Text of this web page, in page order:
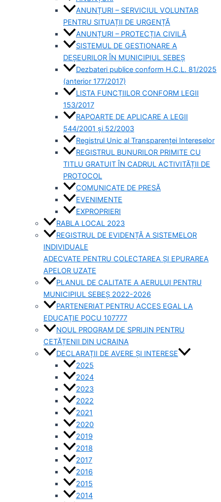
ANUNȚURI – SERVICIUL VOLUNTAR
PENTRU SITUAȚII DE URGENȚĂ
ANUNȚURI – PROTECȚIA CIVILĂ
SISTEMUL DE GESTIONARE A
DEȘEURILOR ÎN MUNICIPIUL SEBEȘ
Dezbateri publice conform H.C.L. 81/2025
(anterior 177/2017)
LISTA FUNCȚIILOR CONFORM LEGII
153/2017
RAPOARTE DE APLICARE A LEGII
544/2001 și 52/2003
Registrul Unic al Transparenței Intereselor
REGISTRUL BUNURILOR PRIMITE CU
TITLU GRATUIT ÎN CADRUL ACTIVITĂȚII DE
PROTOCOL
COMUNICATE DE PRESĂ
EVENIMENTE
EXPROPRIERI
RABLA LOCAL 2023
REGISTRUL DE EVIDENȚĂ A SISTEMELOR
INDIVIDUALE
ADECVATE PENTRU COLECTAREA ȘI EPURAREA
APELOR UZATE
PLANUL DE CALITATE A AERULUI PENTRU
MUNICIPIUL SEBEȘ 2022-2026
PARTENERIAT PENTRU ACCES EGAL LA
EDUCAȚIE POCU 107777
NOUL PROGRAM DE SPRIJIN PENTRU
CETĂȚENII DIN UCRAINA
DECLARAȚII DE AVERE ȘI INTERESE
2025
2024
2023
2022
2021
2020
2019
2018
2017
2016
2015
2014